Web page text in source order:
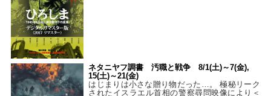
ネタニヤフ調書 汚職と戦争 8/1(土)～7(金),
15(土)～21(金)
はじまりは小さな贈り物だった…。 極秘リーク
されたイスラエル首相の警察尋問映像により＜